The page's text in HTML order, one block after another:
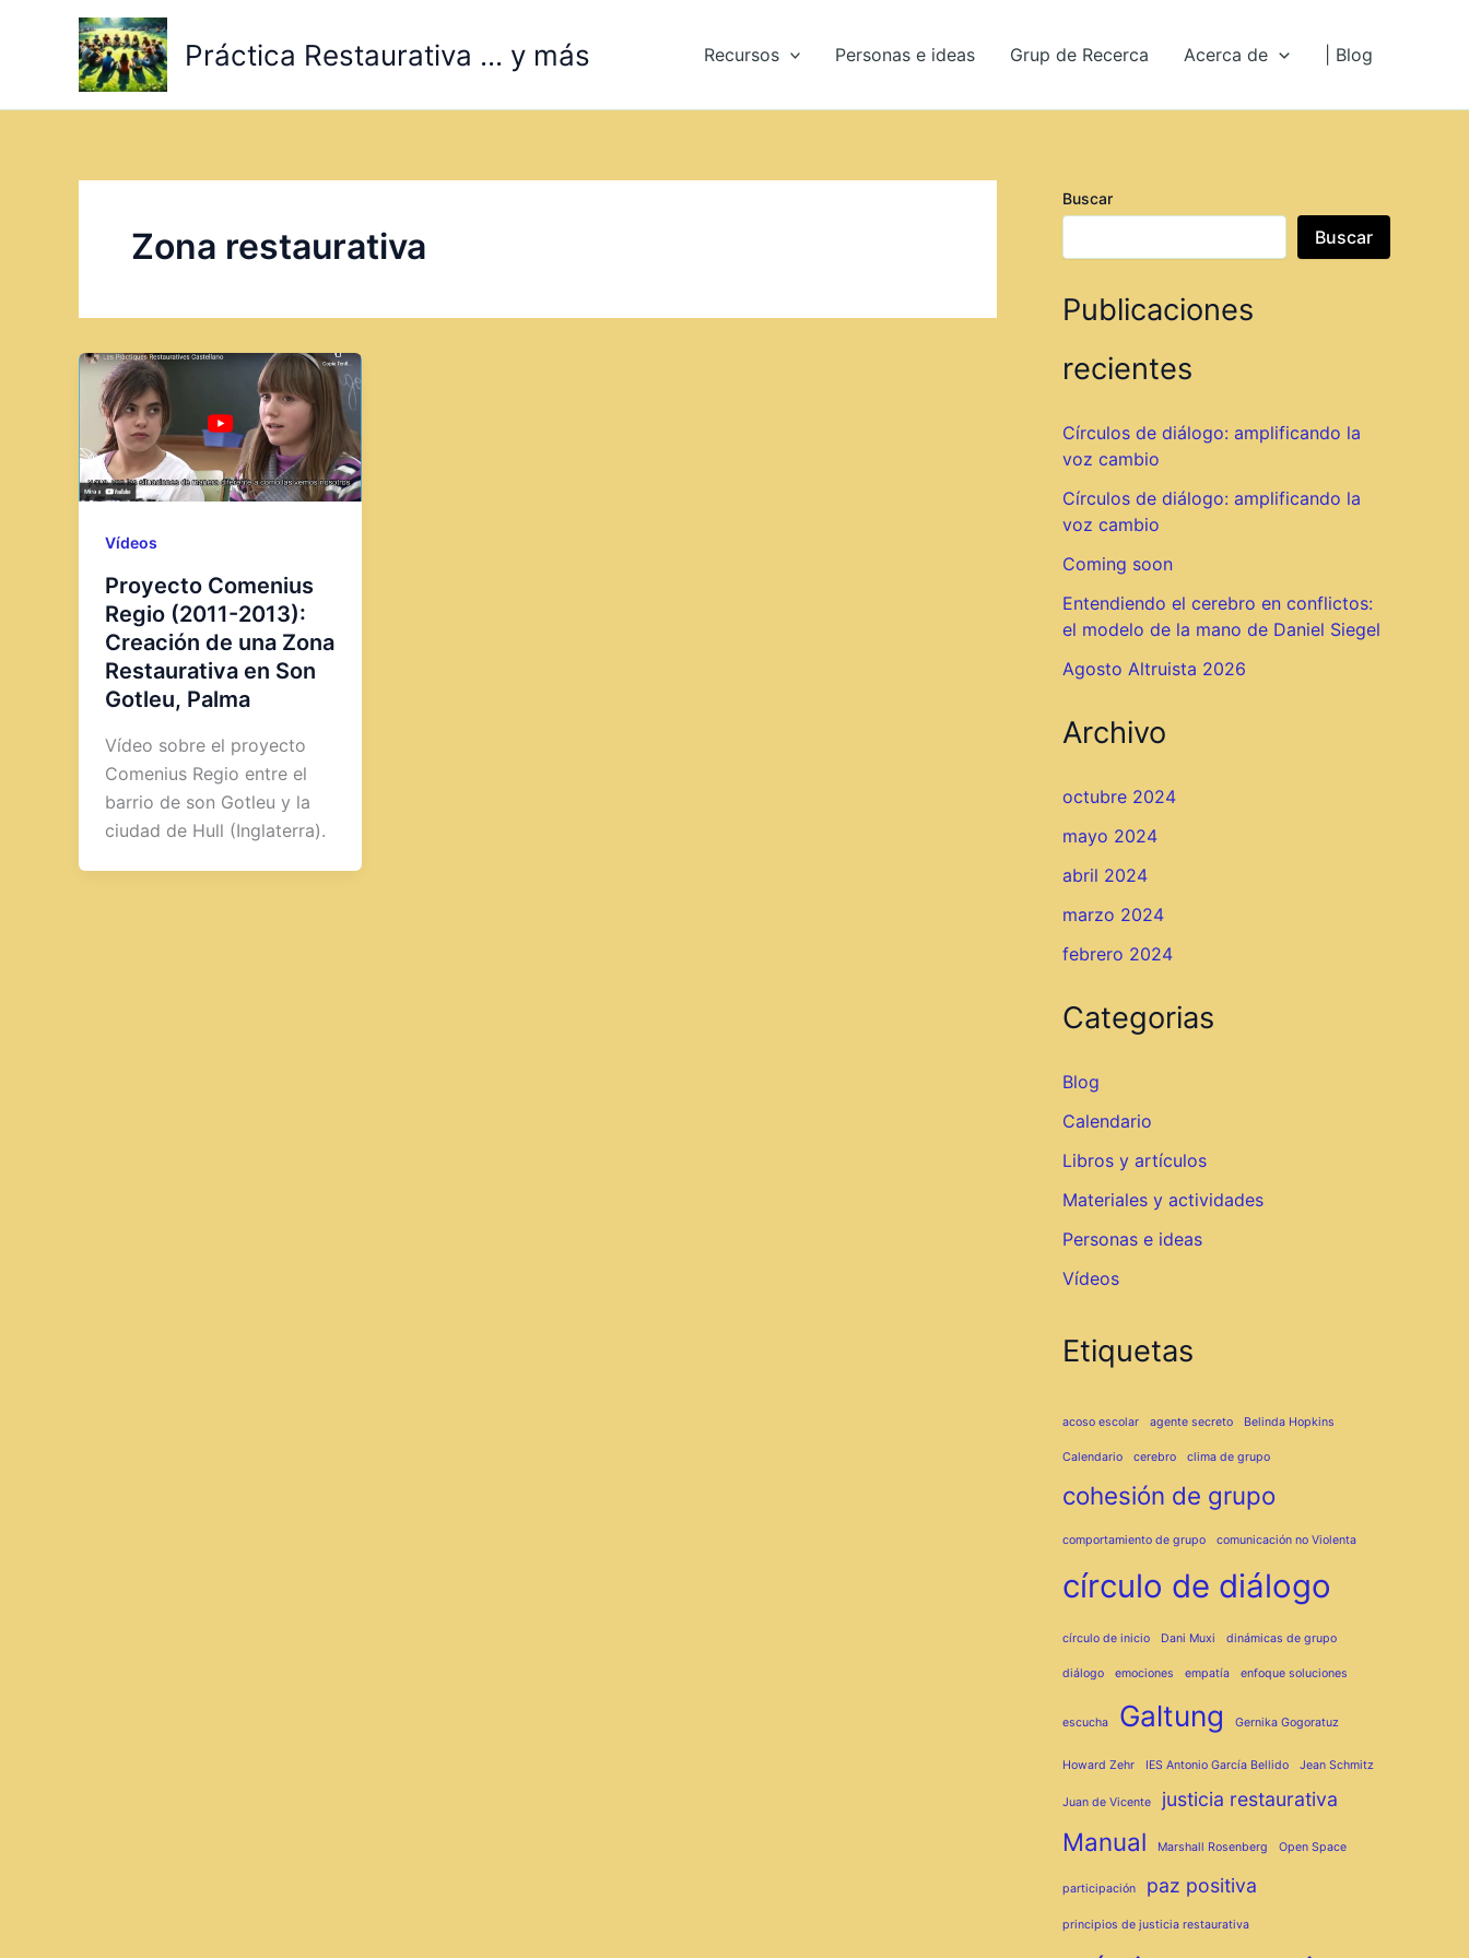
contenido
Práctica Restaurativa ... y más Recursos Personas e ideas Grup de Recerca Acerca de | Blog
Zona restaurativa
Vídeos
Proyecto Comenius
Regio (2011-2013):
Creación de una Zona
Restaurativa en Son
Gotleu, Palma
Vídeo sobre el proyecto
Comenius Regio entre el
barrio de son Gotleu y la
ciudad de Hull (Inglaterra).
Buscar
Buscar
Publicaciones
recientes
Círculos de diálogo: amplificando la
voz cambio
Círculos de diálogo: amplificando la
voz cambio
Coming soon
Entendiendo el cerebro en conflictos:
el modelo de la mano de Daniel Siegel
Agosto Altruista 2026
Archivo
octubre 2024
mayo 2024
abril 2024
marzo 2024
febrero 2024
Categorias
Blog
Calendario
Libros y artículos
Materiales y actividades
Personas e ideas
Vídeos
Etiquetas
acoso escolar agente secreto Belinda Hopkins
Calendario cerebro clima de grupo
cohesión de grupo
comportamiento de grupo comunicación no Violenta
círculo de diálogo
círculo de inicio Dani Muxi dinámicas de grupo
diálogo emociones empatía enfoque soluciones
escucha Galtung Gernika Gogoratuz
Howard Zehr IES Antonio García Bellido Jean Schmitz
Juan de Vicente justicia restaurativa
Manual Marshall Rosenberg Open Space
participación paz positiva
principios de justicia restaurativa